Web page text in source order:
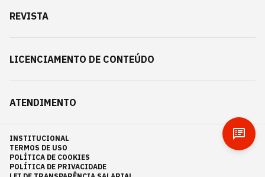
REVISTA
LICENCIAMENTO DE CONTEÚDO
ATENDIMENTO
INSTITUCIONAL
TERMOS DE USO
POLÍTICA DE COOKIES
POLÍTICA DE PRIVACIDADE